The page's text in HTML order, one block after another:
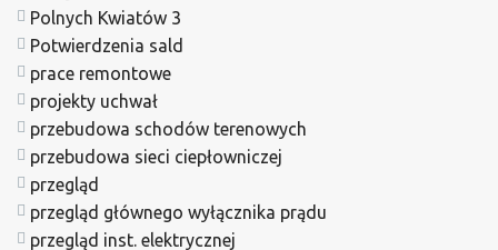
Polnych Kwiatów 3
Potwierdzenia sald
prace remontowe
projekty uchwał
przebudowa schodów terenowych
przebudowa sieci ciepłowniczej
przegląd
przegląd głównego wyłącznika prądu
przegląd inst. elektrycznej